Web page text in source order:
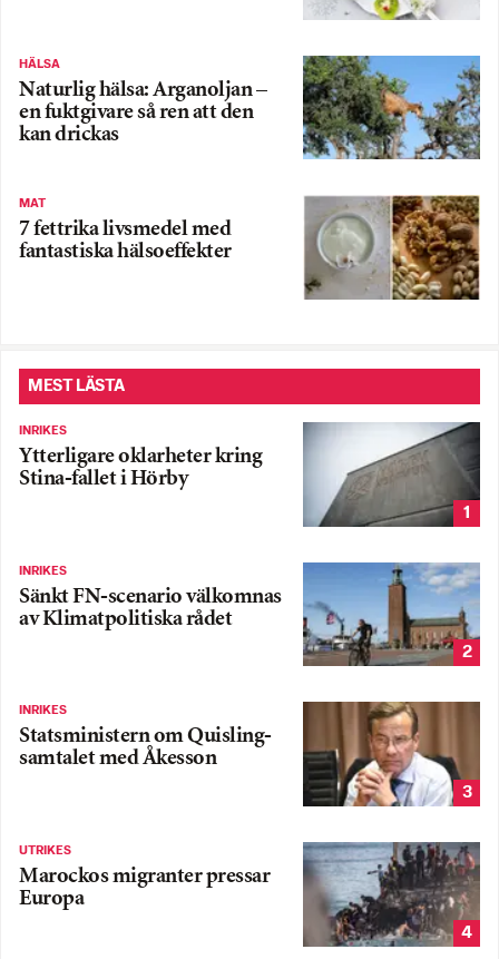
HÄLSA
Naturlig hälsa: Arganoljan –
en fuktgivare så ren att den
kan drickas
MAT
7 fettrika livsmedel med
fantastiska hälsoeffekter
MEST LÄSTA
INRIKES
Ytterligare oklarheter kring
Stina-fallet i Hörby
1
INRIKES
Sänkt FN-scenario välkomnas
av Klimatpolitiska rådet
2
INRIKES
Statsministern om Quisling-
samtalet med Åkesson
3
UTRIKES
Marockos migranter pressar
Europa
4